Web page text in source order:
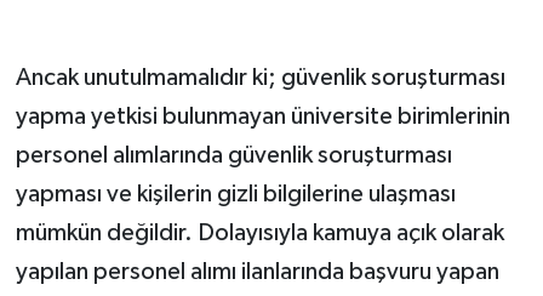
Ancak unutulmamalıdır ki; güvenlik soruşturması
yapma yetkisi bulunmayan üniversite birimlerinin
personel alımlarında güvenlik soruşturması
yapması ve kişilerin gizli bilgilerine ulaşması
mümkün değildir. Dolayısıyla kamuya açık olarak
yapılan personel alımı ilanlarında başvuru yapan